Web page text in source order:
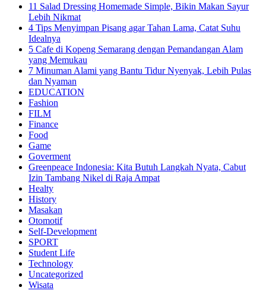
11 Salad Dressing Homemade Simple, Bikin Makan Sayur
Lebih Nikmat
4 Tips Menyimpan Pisang agar Tahan Lama, Catat Suhu
Idealnya
5 Cafe di Kopeng Semarang dengan Pemandangan Alam
yang Memukau
7 Minuman Alami yang Bantu Tidur Nyenyak, Lebih Pulas
dan Nyaman
EDUCATION
Fashion
FILM
Finance
Food
Game
Goverment
Greenpeace Indonesia: Kita Butuh Langkah Nyata, Cabut
Izin Tambang Nikel di Raja Ampat
Healty
History
Masakan
Otomotif
Self-Development
SPORT
Student Life
Technology
Uncategorized
Wisata